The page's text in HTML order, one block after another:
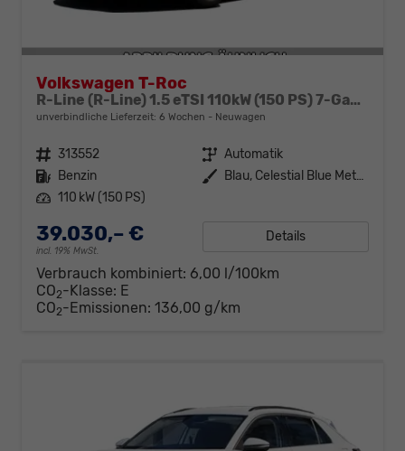
Volkswagen T-Roc
R-Line (R-Line) 1.5 eTSI 110kW (150 PS) 7-Gang-DSG
unverbindliche Lieferzeit: 6 Wochen Neuwagen
Fahrzeugnr. 313552 Getriebe Automatik
Kraftstoff Benzin Außenfarbe
Blau, Celestial Blue Metallic (7X)
Leistung 110 kW (150 PS)
39.030,– €
incl. 19% MwSt.
Details
Verbrauch kombiniert: 6,00 l/100km
CO2-Klasse: E
CO2-Emissionen: 136,00 g/km